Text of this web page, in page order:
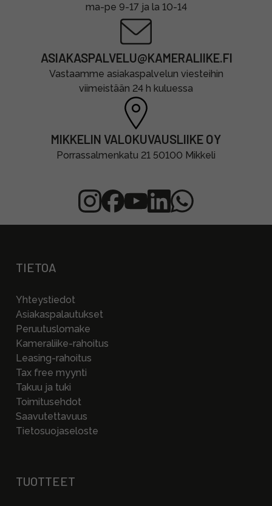
ma-pe 9-17 ja la 10-14
ASIAKASPALVELU@KAMERALIIKE.FI
Vastaamme asiakaspalvelun viesteihin
viimeistään 24 h kuluessa
MIKKELIN VALOKUVAUSLIIKE OY
Porrassalmenkatu 21 50100 Mikkeli
TIETOA
Yhteystiedot
Asiakaspalautukset
Peruutuslomake
Kameraliike-rahoitus
Leasing-rahoitus
Tax free myynti
Takuu ja tuki
Toimitusehdot
Saavutettavuus
Tietosuojaseloste
TUOTTEET